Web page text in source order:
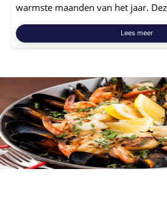
warmste maanden van het jaar.
Lees meer